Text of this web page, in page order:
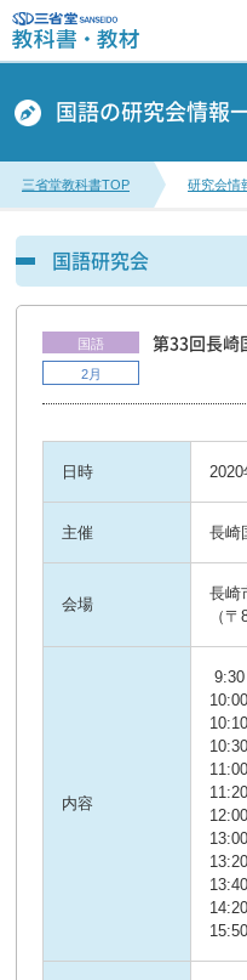
国語の研究会情報
三省堂教科書TOP 研究会情
国語研究会
国語
2月
第33回長崎
日時
主催 長崎
会場
長崎
（
内容